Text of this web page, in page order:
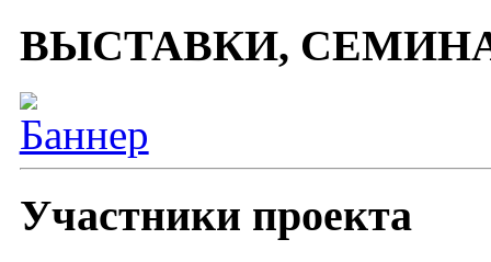
ВЫСТАВКИ,
Участники проекта